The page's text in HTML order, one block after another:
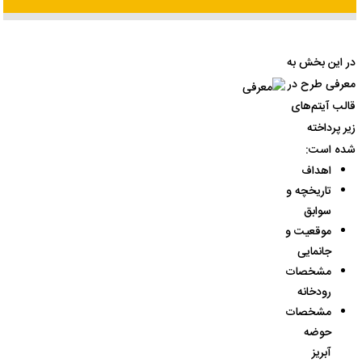
در این بخش به
معرفی طرح در
قالب آیتم‌های
زیر پرداخته
شده است:
اهداف
تاریخچه و
سوابق
موقعیت و
جانمایی
مشخصات
رودخانه
مشخصات
حوضه
آبریز